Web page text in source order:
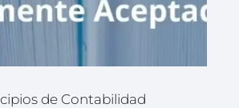
de Contabilidad